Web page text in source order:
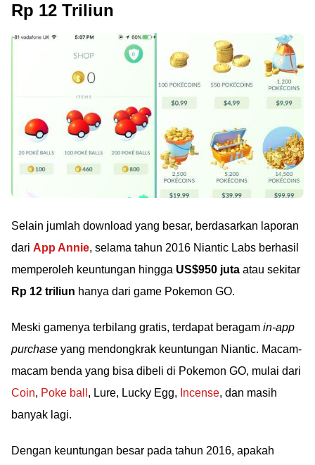
Rp 12 Triliun
Selain jumlah download yang besar, berdasarkan laporan
dari App Annie, selama tahun 2016 Niantic Labs berhasil
memperoleh keuntungan hingga US$950 juta atau sekitar
Rp 12 triliun hanya dari game Pokemon GO.
Meski gamenya terbilang gratis, terdapat beragam in-app
purchase yang mendongkrak keuntungan Niantic. Macam-
macam benda yang bisa dibeli di Pokemon GO, mulai dari
Coin, Poke ball , Lure, Lucky Egg, Incense, dan masih
banyak lagi.
Dengan keuntungan besar pada tahun 2016, apakah